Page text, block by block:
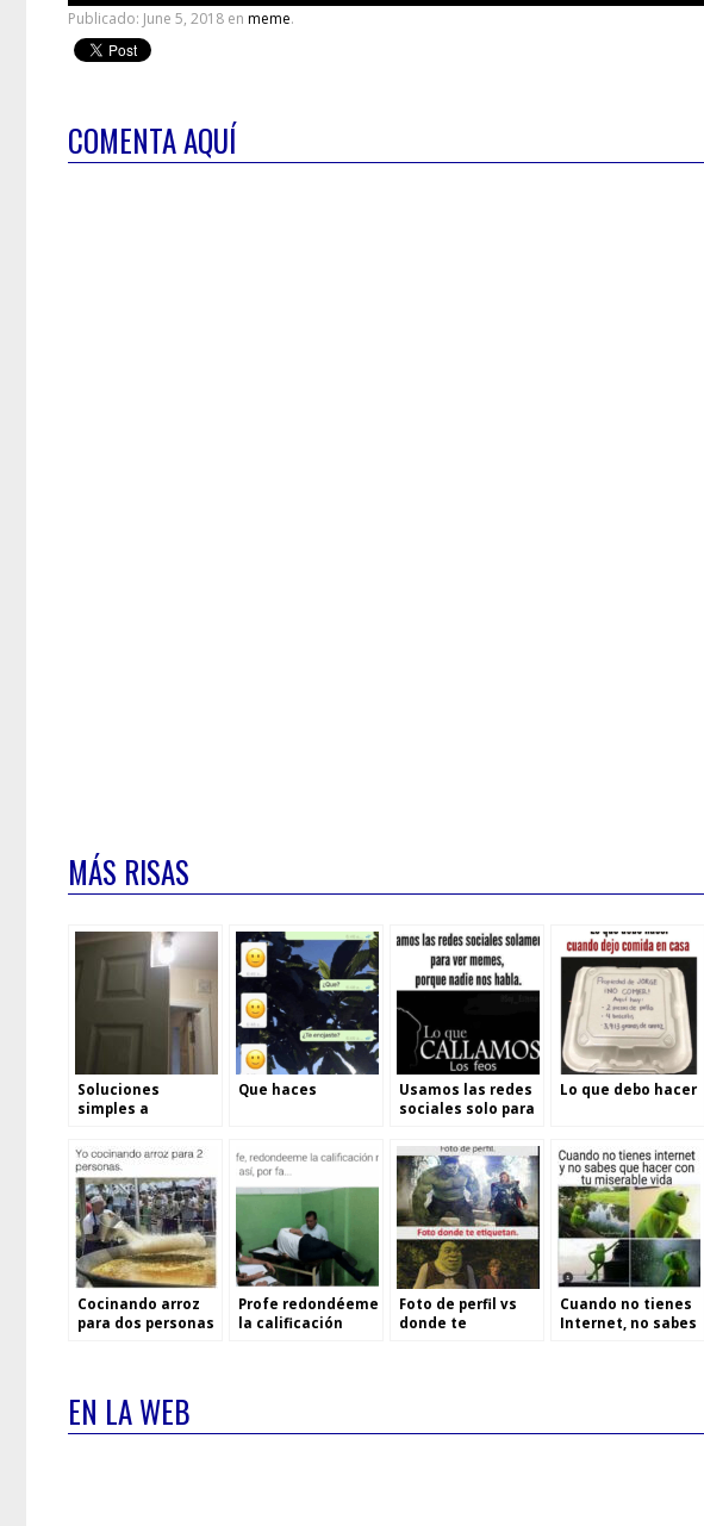
Publicado: June 5, 2018 en meme.
COMENTA AQUÍ
MÁS RISAS
Soluciones
simples a
complejos
Que haces
Usamos las redes
sociales solo para
Lo que debo hacer
Cocinando arroz
para dos personas
Profe redondéeme
la calificación
Foto de perfil vs
donde te
Cuando no tienes
Internet, no sabes
EN LA WEB